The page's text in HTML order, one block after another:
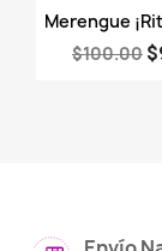
Vista
Merengue
$100.00